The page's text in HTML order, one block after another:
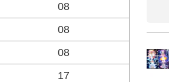
08
08
08
17